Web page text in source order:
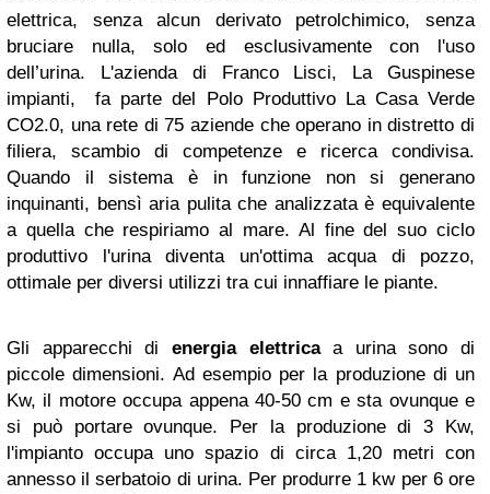
elettrica, senza alcun derivato petrolchimico, senza
bruciare nulla, solo ed esclusivamente con l'uso
dell’urina. L'azienda di Franco Lisci, La Guspinese
impianti, fa parte del Polo Produttivo La Casa Verde
CO2.0, una rete di 75 aziende che operano in distretto di
filiera, scambio di competenze e ricerca condivisa.
Quando il sistema è in funzione non si generano
inquinanti, bensì aria pulita che analizzata è equivalente
a quella che respiriamo al mare. Al fine del suo ciclo
produttivo l'urina diventa un'ottima acqua di pozzo,
ottimale per diversi utilizzi tra cui innaffiare le piante.
Gli apparecchi di energia elettricaa urina sono di
piccole dimensioni. Ad esempio per la produzione di un
Kw, il motore occupa appena 40-50 cm e sta ovunque e
si può portare ovunque. Per la produzione di 3 Kw,
l'impianto occupa uno spazio di circa 1,20 metri con
annesso il serbatoio di urina. Per produrre 1 kw per 6 ore